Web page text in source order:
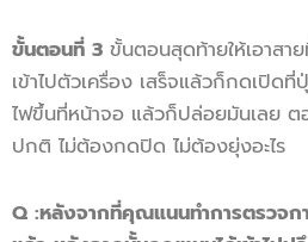
ขั้นตอนที่ 3 ขั้นตอนสุดท้ายให้เอาสา
เข้าไปตัวเครื่อง เสร็จแล้วก็กดเปิด
ไฟขึ้นที่หน้าจอ แล้วก็ปล่อยมันเลย ต
ปกติ ไม่ต้องกดปิด ไม่ต้องยุ่งอะไร
Q :หลังจากที่คุณแนนทำการตรวจก